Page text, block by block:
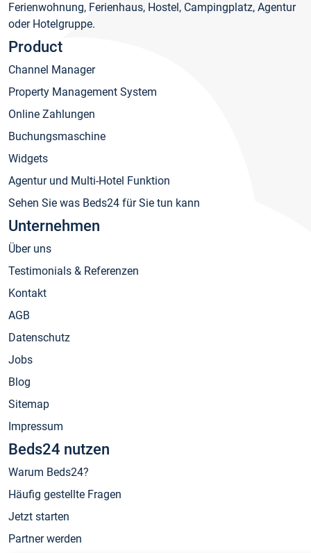
Ferienwohnung, Ferienhaus, Hostel, Campingplatz, Agentur
oder Hotelgruppe.
Product
Channel Manager
Property Management System
Online Zahlungen
Buchungsmaschine
Widgets
Agentur und Multi-Hotel Funktion
Sehen Sie was Beds24 für Sie tun kann
Unternehmen
Über uns
Testimonials & Referenzen
Kontakt
AGB
Datenschutz
Jobs
Blog
Sitemap
Impressum
Beds24 nutzen
Warum Beds24?
Häufig gestellte Fragen
Jetzt starten
Partner werden